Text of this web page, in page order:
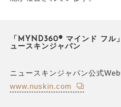
「MYND360® マインド フル
ュースキンジャパン
ニュースキンジャパン公式Web
www.nuskin.com